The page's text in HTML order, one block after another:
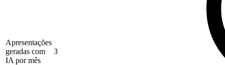
Apresentações
geradas com
IA por mês
3